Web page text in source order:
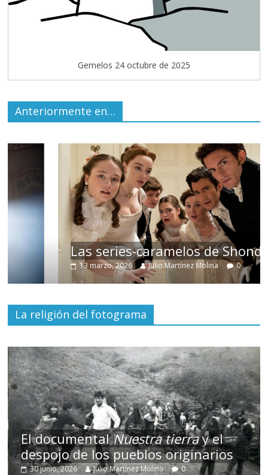
Gemelos 24 octubre de 2025
Anteriormente en…
Las series-caramelos de Shondaland
13 marzo, 2026 Julio Martínez Molina 0
La religión del fotograma
El documentalNuestra tierray el
despojo de los pueblos originarios
30 junio, 2026 Julio Martínez Molina 0